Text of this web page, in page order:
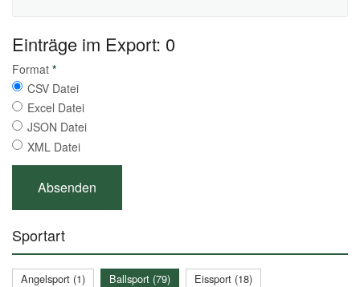
Einträge im Export: 0
Format *
CSV Datei
Excel Datei
JSON Datei
XML Datei
Sportart
Angelsport (1) Ballsport (79)
Eissport (18)